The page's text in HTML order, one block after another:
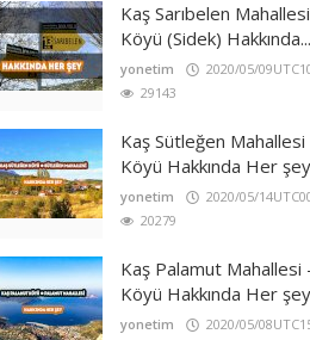
Kaş Sarıbelen
Köyü (Sidek) Hakkında...
yonetim 2020/05/
29143
Kaş Sütleğen
Köyü Hakkında Her şey
yonetim 2020/05/
20279
Kaş Palamut Mahallesi
Köyü Hakkında Her şey
yonetim 2020/05/